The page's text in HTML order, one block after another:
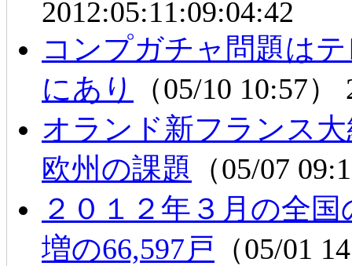
2012:05:11:09:04:42
コンプガチャ問題は
にあり
（05/10 10:57）
オランド新フランス
欧州の課題 （05/07
２０１２年３月の全
増の66,597戸 （05/01